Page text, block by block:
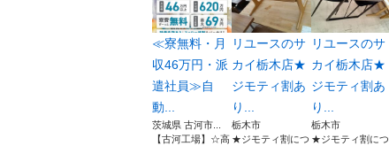
≪寮無料・月
収46万円・派
遣社員≫自
動...
茨城県 古河市...
【古河工場】☆高
リユースのサ
カイ栃木店★
ジモティ割あ
り...
栃木市
★ジモティ割につ
リユースのサ
カイ栃木店★
ジモティ割あ
り...
栃木市
★ジモティ割につ